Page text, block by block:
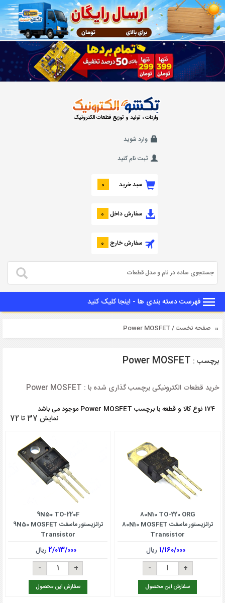
واردات ، تولید و توزیع قطعات الکترونیک
وارد شوید
ثبت نام کنید
سبد خرید 0
سفارش داخل 0
سفارش خارج 0
فهرست دسته بندی ها - اینجا کلیک کنید
صفحه نخست/ Power MOSFET
برچسب : Power MOSFET
خرید قطعات الکترونیکی برچسب گذاری شده با : Power MOSFET
174 نوع کالا و قطعه با برچسب Power MOSFET موجود می باشد
نمایش 37 تا 72
80N10 TO-220 ORG
ترانزیستور ماسفت 80N10 MOSFET
Transistor
1/160/000 ریال
سفارش این محصول
9N50 TO-220F
ترانزیستور ماسفت 9N50 MOSFET
Transistor
2/013/000ریال
سفارش این محصول